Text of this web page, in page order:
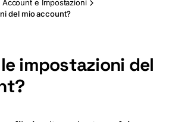
Account e Impostazioni
del mio account?
impostazioni del